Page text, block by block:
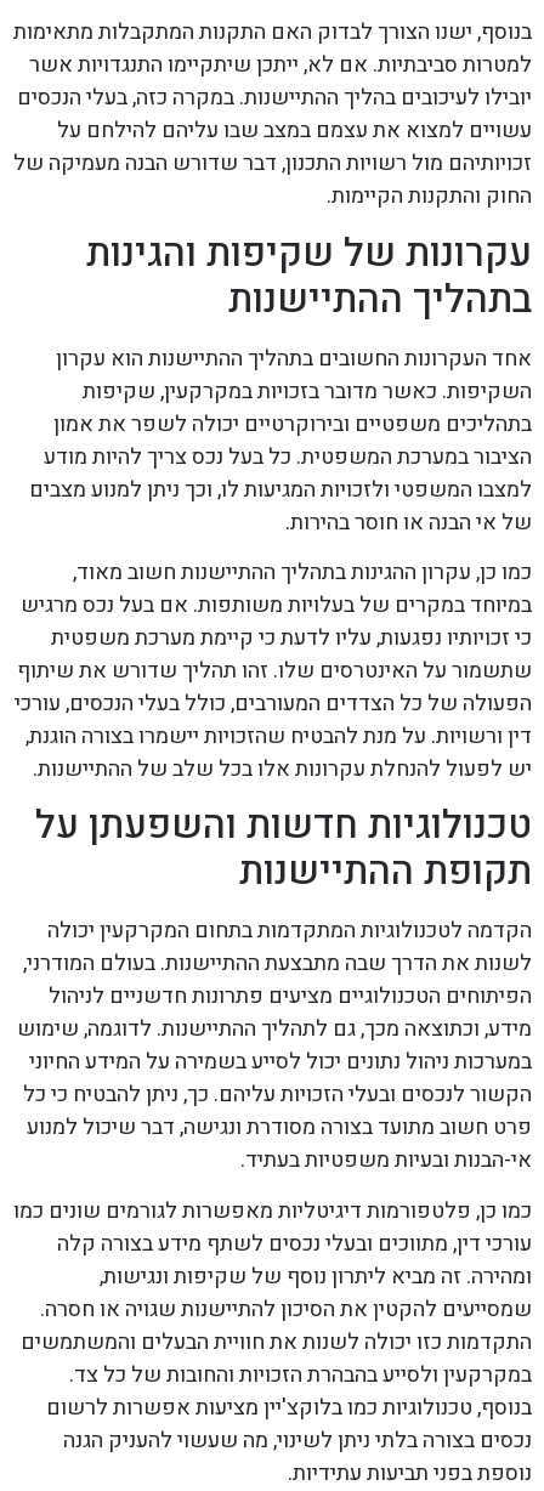
בנוסף, ישנו הצורך לבדוק האם התקנות המתקבלות מתאימות
למטרות סביבתיות. אם לא, ייתכן שיתקיימו התנגדויות אשר
יובילו לעיכובים בהליך ההתיישנות. במקרה כזה, בעלי הנכסים
עשויים למצוא את עצמם במצב שבו עליהם להילחם על
זכויותיהם מול רשויות התכנון, דבר שדורש הבנה מעמיקה של
החוק והתקנות הקיימות.
עקרונות של שקיפות והגינות
בתהליך ההתיישנות
אחד העקרונות החשובים בתהליך ההתיישנות הוא עקרון
השקיפות. כאשר מדובר בזכויות במקרקעין, שקיפות
בתהליכים משפטיים ובירוקרטיים יכולה לשפר את אמון
הציבור במערכת המשפטית. כל בעל נכס צריך להיות מודע
למצבו המשפטי ולזכויות המגיעות לו, וכך ניתן למנוע מצבים
של אי הבנה או חוסר בהירות.
כמו כן, עקרון ההגינות בתהליך ההתיישנות חשוב מאוד,
במיוחד במקרים של בעלויות משותפות. אם בעל נכס מרגיש
כי זכויותיו נפגעות, עליו לדעת כי קיימת מערכת משפטית
שתשמור על האינטרסים שלו. זהו תהליך שדורש את שיתוף
הפעולה של כל הצדדים המעורבים, כולל בעלי הנכסים, עורכי
דין ורשויות. על מנת להבטיח שהזכויות יישמרו בצורה הוגנת,
יש לפעול להנחלת עקרונות אלו בכל שלב של ההתיישנות.
טכנולוגיות חדשות והשפעתן על
תקופת ההתיישנות
הקדמה לטכנולוגיות המתקדמות בתחום המקרקעין יכולה
לשנות את הדרך שבה מתבצעת ההתיישנות. בעולם המודרני,
הפיתוחים הטכנולוגיים מציעים פתרונות חדשניים לניהול
מידע, וכתוצאה מכך, גם לתהליך ההתיישנות. לדוגמה, שימוש
במערכות ניהול נתונים יכול לסייע בשמירה על המידע החיוני
הקשור לנכסים ובעלי הזכויות עליהם. כך, ניתן להבטיח כי כל
פרט חשוב מתועד בצורה מסודרת ונגישה, דבר שיכול למנוע
אי-הבנות ובעיות משפטיות בעתיד.
כמו כן, פלטפורמות דיגיטליות מאפשרות לגורמים שונים כמו
עורכי דין, מתווכים ובעלי נכסים לשתף מידע בצורה קלה
ומהירה. זה מביא ליתרון נוסף של שקיפות ונגישות,
שמסייעים להקטין את הסיכון להתיישנות שגויה או חסרה.
התקדמות כזו יכולה לשנות את חוויית הבעלים והמשתמשים
במקרקעין ולסייע בהבהרת הזכויות והחובות של כל צד.
בנוסף, טכנולוגיות כמו בלוקצ'יין מציעות אפשרות לרשום
נכסים בצורה בלתי ניתן לשינוי, מה שעשוי להעניק הגנה
נוספת בפני תביעות עתידיות.